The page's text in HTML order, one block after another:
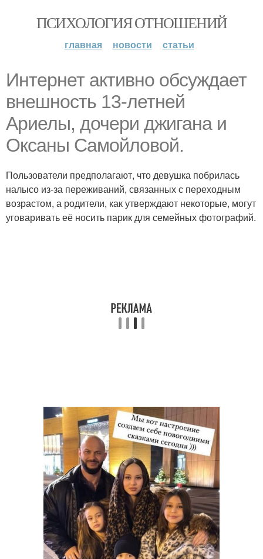
ПСИХОЛОГИЯ ОТНОШЕНИЙ
главная новости статьи
Интернет активно обсуждает
внешность 13-летней
Ариелы, дочери джигана и
Оксаны Самойловой.
Пользователи предполагают, что девушка побрилась
налысо из-за переживаний, связанных с переходным
возрастом, а родители, как утверждают некоторые, могут
уговаривать её носить парик для семейных фотографий.